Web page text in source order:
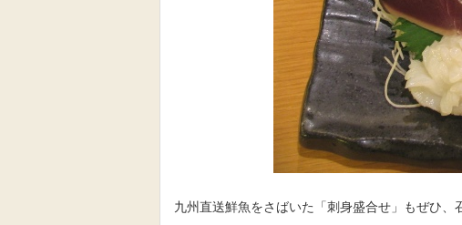
九州直送鮮魚をさばいた「刺身盛合せ」もぜひ